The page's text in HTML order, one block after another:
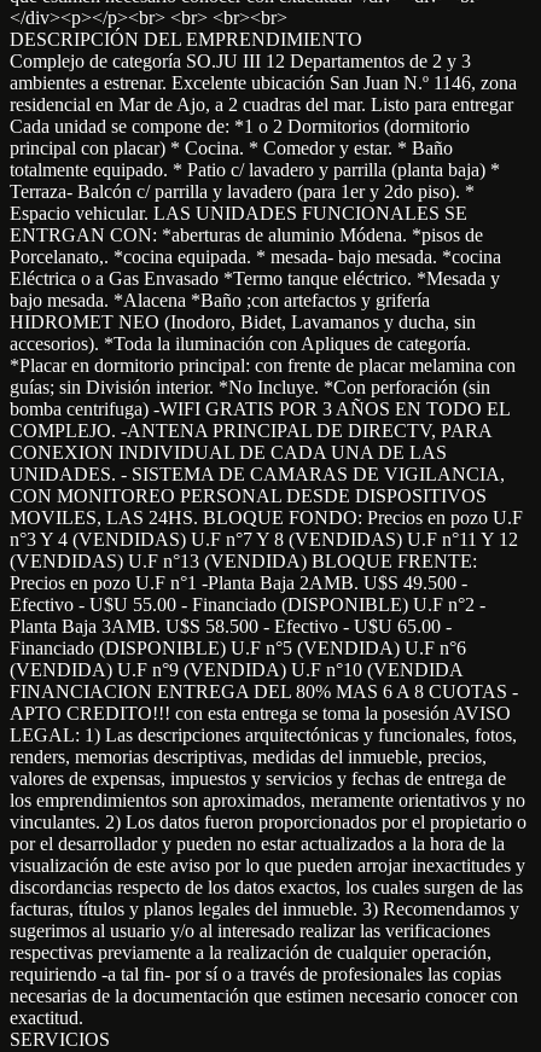
</div><p></p><br> <br> <br><br>
DESCRIPCIÓN DEL EMPRENDIMIENTO
Complejo de categoría SO.JU III 12 Departamentos de 2 y 3
ambientes a estrenar. Excelente ubicación San Juan N.º 1146, zona
residencial en Mar de Ajo, a 2 cuadras del mar. Listo para entregar
Cada unidad se compone de: *1 o 2 Dormitorios (dormitorio
principal con placar) * Cocina. * Comedor y estar. * Baño
totalmente equipado. * Patio c/ lavadero y parrilla (planta baja) *
Terraza- Balcón c/ parrilla y lavadero (para 1er y 2do piso). *
Espacio vehicular. LAS UNIDADES FUNCIONALES SE
ENTRGAN CON: *aberturas de aluminio Módena. *pisos de
Porcelanato,. *cocina equipada. * mesada- bajo mesada. *cocina
Eléctrica o a Gas Envasado *Termo tanque eléctrico. *Mesada y
bajo mesada. *Alacena *Baño ;con artefactos y grifería
HIDROMET NEO (Inodoro, Bidet, Lavamanos y ducha, sin
accesorios). *Toda la iluminación con Apliques de categoría.
*Placar en dormitorio principal: con frente de placar melamina con
guías; sin División interior. *No Incluye. *Con perforación (sin
bomba centrifuga) -WIFI GRATIS POR 3 AÑOS EN TODO EL
COMPLEJO. -ANTENA PRINCIPAL DE DIRECTV, PARA
CONEXION INDIVIDUAL DE CADA UNA DE LAS
UNIDADES. - SISTEMA DE CAMARAS DE VIGILANCIA,
CON MONITOREO PERSONAL DESDE DISPOSITIVOS
MOVILES, LAS 24HS. BLOQUE FONDO: Precios en pozo U.F
n°3 Y 4 (VENDIDAS) U.F n°7 Y 8 (VENDIDAS) U.F n°11 Y 12
(VENDIDAS) U.F n°13 (VENDIDA) BLOQUE FRENTE:
Precios en pozo U.F n°1 -Planta Baja 2AMB. U$S 49.500 -
Efectivo - U$U 55.00 - Financiado (DISPONIBLE) U.F n°2 -
Planta Baja 3AMB. U$S 58.500 - Efectivo - U$U 65.00 -
Financiado (DISPONIBLE) U.F n°5 (VENDIDA) U.F n°6
(VENDIDA) U.F n°9 (VENDIDA) U.F n°10 (VENDIDA
FINANCIACION ENTREGA DEL 80% MAS 6 A 8 CUOTAS -
APTO CREDITO!!! con esta entrega se toma la posesión AVISO
LEGAL: 1) Las descripciones arquitectónicas y funcionales, fotos,
renders, memorias descriptivas, medidas del inmueble, precios,
valores de expensas, impuestos y servicios y fechas de entrega de
los emprendimientos son aproximados, meramente orientativos y no
vinculantes. 2) Los datos fueron proporcionados por el propietario o
por el desarrollador y pueden no estar actualizados a la hora de la
visualización de este aviso por lo que pueden arrojar inexactitudes y
discordancias respecto de los datos exactos, los cuales surgen de las
facturas, títulos y planos legales del inmueble. 3) Recomendamos y
sugerimos al usuario y/o al interesado realizar las verificaciones
respectivas previamente a la realización de cualquier operación,
requiriendo -a tal fin- por sí o a través de profesionales las copias
necesarias de la documentación que estimen necesario conocer con
exactitud.
SERVICIOS